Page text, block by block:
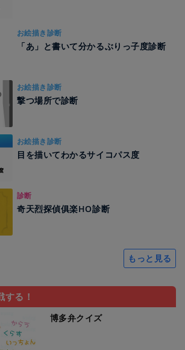
お絵描き診断
「あ」と書いて分かるぶりっ子度診断
お絵描き診断
撃つ場所で診断
お絵描き診断
目を描いてわかるサイコパス度
診断
奇天烈探偵俱楽HO診断
もっと見る
する！
博多弁クイズ